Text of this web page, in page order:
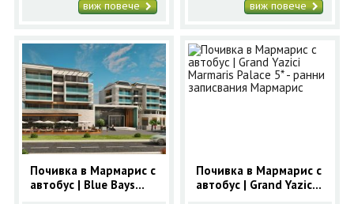
записвания Мармарис
виж повече
ранни записвания
Мармарис
виж повече
Почивка в Мармарис с
автобус | Blue Bays
Почивка в Мармарис с
автобус | Grand Yazici